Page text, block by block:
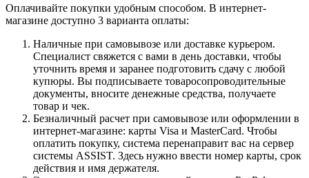
Оплачивайте покупки удобным способом. В интернет-
магазине доступно 3 варианта оплаты:
Наличные при самовывозе или доставке курьером.
Специалист свяжется с вами в день доставки, чтобы
уточнить время и заранее подготовить сдачу с любой
купюры. Вы подписываете товаросопроводительные
документы, вносите денежные средства, получаете
товар и чек.
Безналичный расчет при самовывозе или оформлении в
интернет-магазине: карты Visa и MasterCard. Чтобы
оплатить покупку, система перенаправит вас на сервер
системы ASSIST. Здесь нужно ввести номер карты, срок
действия и имя держателя.